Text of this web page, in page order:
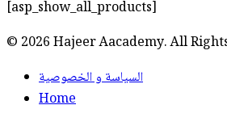
[asp_show_all_products]
© 2026 Hajeer Aacademy. All
السياسة و الخصوصية
Home